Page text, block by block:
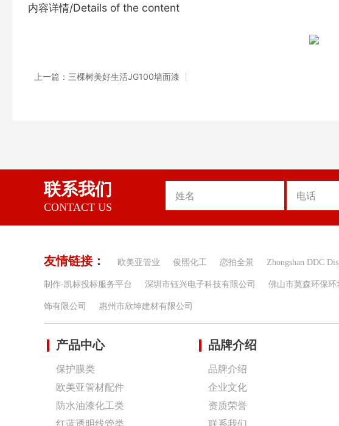
内容详情/Details of the content
上一篇：三棵树美好生活JG100墙面漆
联系我们
CONTACT US
友情链接： 欧美亚管业 俊熙化工 恋拍全景 Zhongshan DDC
制作-凯标投标服务平台 深圳市钰兴电子科技有限公司 佛山市莫森环保环
饰有限公司 惠州市欣坤建材有限公司
产品中心
保护膜类
欧美亚管材配件
防水油漆化工类
红蓝透明线管类
品牌介绍
品牌介绍
企业文化
资质荣誉
联系我们